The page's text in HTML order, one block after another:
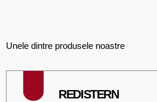
Unele dintre produsele noastre
REDISTERN